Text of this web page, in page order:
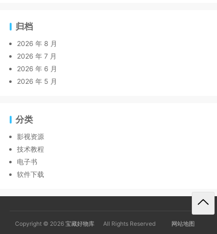
归档
2026 年 8 月
2026 年 7 月
2026 年 6 月
2026 年 5 月
分类
影视资源
技术教程
电子书
软件下载
Copyright © 2026 宝藏好物库 All Rights Reserved 网站地图